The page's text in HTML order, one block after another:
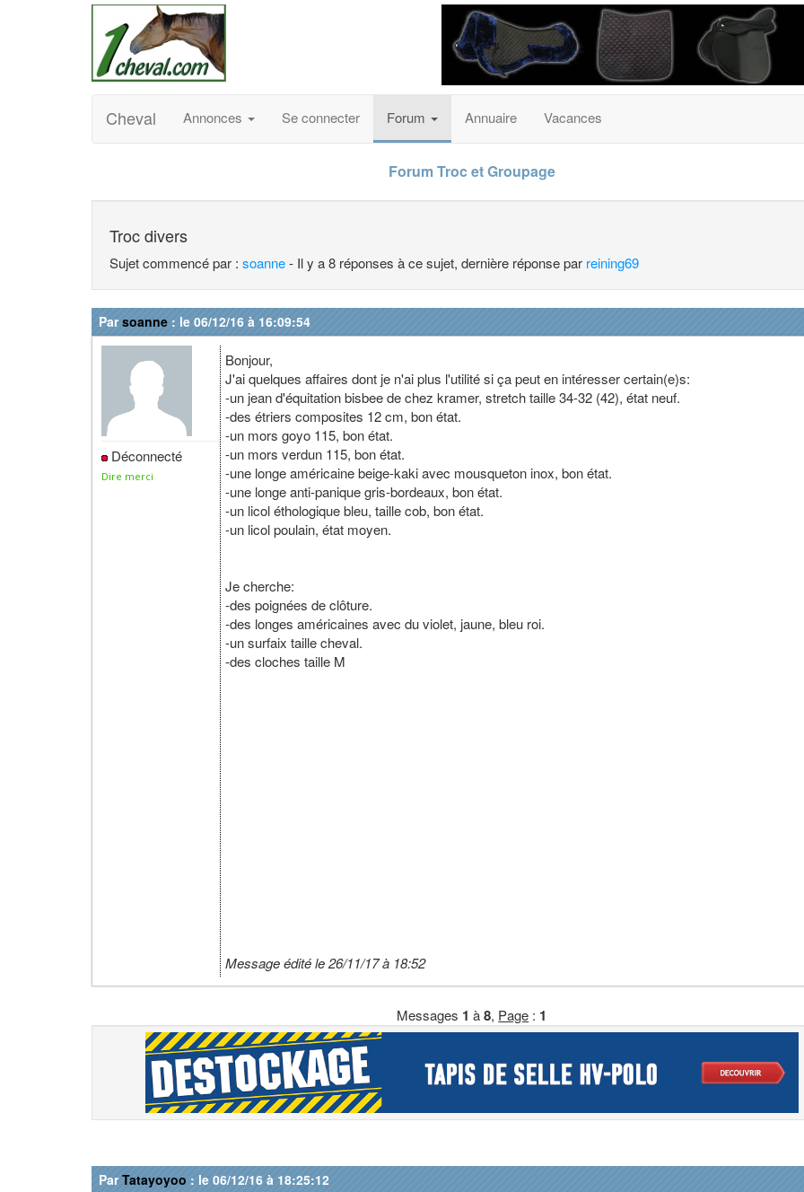
Cheval Annonces Se connecter Forum Annuaire Vacances
Forum Troc et Groupage
Troc divers
Sujet commencé par : soanne- Il y a 8 réponses à ce sujet, dernière réponse par reining69
Parsoanne : le 06/12/16 à 16:09:54
Déconnecté
Dire merci
Bonjour,
J'ai quelques affaires dont je n'ai plus l'utilité si ça peut en intéresser certain(e)s:
-un jean d'équitation bisbee de chez kramer, stretch taille 34-32 (42), état neuf.
-des étriers composites 12 cm, bon état.
-un mors goyo 115, bon état.
-un mors verdun 115, bon état.
-une longe américaine beige-kaki avec mousqueton inox, bon état.
-une longe anti-panique gris-bordeaux, bon état.
-un licol éthologique bleu, taille cob, bon état.
-un licol poulain, état moyen.
Je cherche:
-des poignées de clôture.
-des longes américaines avec du violet, jaune, bleu roi.
-un surfaix taille cheval.
-des cloches taille M
Message édité le 26/11/17 à 18:52
Messages 1 à8, Page : 1
ParTatayoyoo : le 06/12/16 à 18:25:12